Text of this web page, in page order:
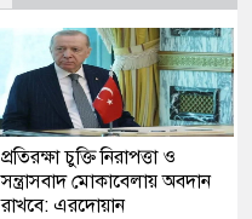
প্রতিরক্ষা চুক্তি নিরাপত্তা ও
সন্ত্রাসবাদ মোকাবেলায় অবদান
রাখবে: এরদোয়ান